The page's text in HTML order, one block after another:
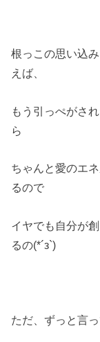
根っこの思い込
えば、
もう引っぺがさ
ら
ちゃんと愛のエ
るので
イヤでも自分が
るの(*´з`)
ただ、ずっと言